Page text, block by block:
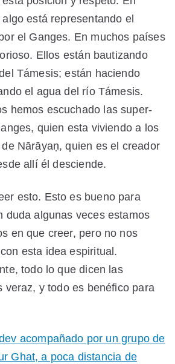
está representando el
el Ganges. En muchos países
Ellos están bautizando
Támesis; están haciendo
el agua del río Támesis.
hemos escuchado las super-
quien esta viviendo a los
Nārāyaṇ, quien es el creador
allí él desciende.
esto. Esto es bueno para
duda algunas veces estamos
en que creer, pero no nos
esta idea espiritual.
todo lo que dicen las
veraz, y todo es benéfico para
acompañado por un grupo de
Ghat, a poca distancia de